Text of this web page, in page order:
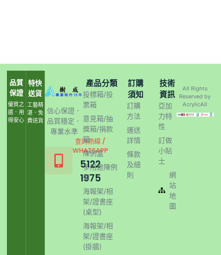
品質
保證
優質之
選．用
得安心
特快
送貨
工藝精
湛．免
費送貨
信心保證．
品質穩定．
專業水準
查詢熱線 /
WHATSAPP
5122
1975
產品分類
投標箱/投
票箱
意見箱/抽
獎箱/捐款
箱
陳例盒
多用途陳例
架
海報架/相
架/證書座
(桌型)
海報架/相
架/證書座
(掛牆)
訂購
須知
訂購
方法
運送
詳情
條款
及細
則
技術
資訊
亞加
力特
性
訂做
小貼
士
網
站
地
圖
All Rights
Reserved by
AcrylicAll